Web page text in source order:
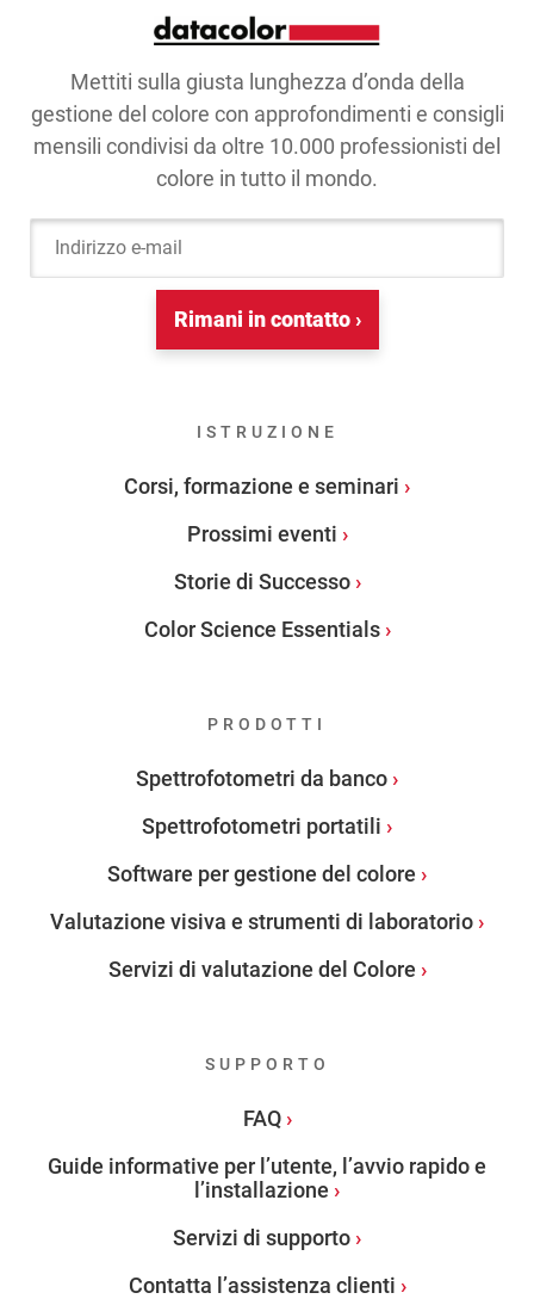
Mettiti sulla giusta lunghezza d’onda della
gestione del colore con approfondimenti e consigli
mensili condivisi da oltre 10.000 professionisti del
colore in tutto il mondo.
Indirizzo e-mail
Rimani in contatto ›
ISTRUZIONE
Corsi, formazione e seminari
Prossimi eventi
Storie di Successo
Color Science Essentials
PRODOTTI
Spettrofotometri da banco
Spettrofotometri portatili
Software per gestione del colore
Valutazione visiva e strumenti di laboratorio
Servizi di valutazione del Colore
SUPPORTO
FAQ
Guide informative per l’utente, l’avvio rapido e
l’installazione
Servizi di supporto
Contatta l’assistenza clienti